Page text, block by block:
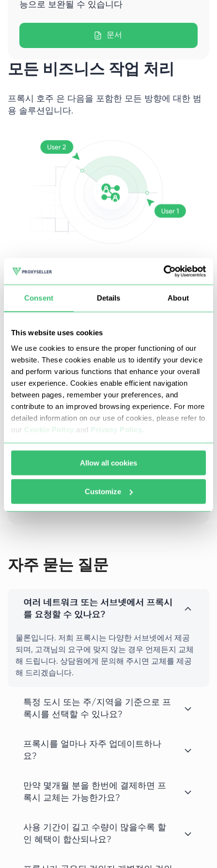
Consent Details About
This website uses cookies
We use cookies to ensure the proper functioning of our
website. These cookies enable us to identify your device
and perform various functions that enhance your overall
user experience. Cookies enable efficient navigation
between pages, remember your preferences, and
contribute to an improved browsing experience. For more
detailed information on our use of cookies, please refer to
our Cookie Policy and Privacy Policy
Allow all cookies
Customize
능으로 보완될 수 있습니다
문서
모든 비즈니스 작업 처리
프록시 호주 은 다음을 포함한 모든 방향에 대한 범
용 솔루션입니다.
소셜 미디어
기타 사기 또는 불법 활동을 사용할 가능성을 배제합
니다.
이는 처리된 데이터의 순도, 높은 안정성, 명확
성 및 속도를 보장합니다.
자주 묻는 질문
여러 네트워크 또는 서브넷에서 프록시
를 요청할 수 있나요?
물론입니다. 저희 프록시는 다양한 서브넷에서 제공
되며, 고객님의 요구에 맞지 않는 경우 언제든지 교체
해 드립니다. 상담원에게 문의해 주시면 교체를 제공
해 드리겠습니다.
특정 도시 또는 주/지역을 기준으로 프
록시를 선택할 수 있나요?
프록시를 얼마나 자주 업데이트하나
요?
만약 몇개월 분을 한번에 결제하면 프
록시 교체는 가능한가요?
사용 기간이 길고 수량이 많을수록 할
인 혜택이 합산되나요?